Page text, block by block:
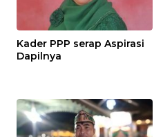
Kader PPP serap Aspirasi
Dapilnya